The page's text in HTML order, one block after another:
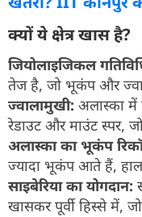
क्यों ये क्षेत्र खास है?
जियोलाइजिकल
तेज है, जो भूकंप और
ज्वालामुखी: अलास्का में
रेडाउट और माउंट स्पर,
अलास्का का भूकंप
ज्यादा भूकंप आते हैं,
साइबेरिया का योगदान:
खासकर पूर्वी हिस्से में, जो